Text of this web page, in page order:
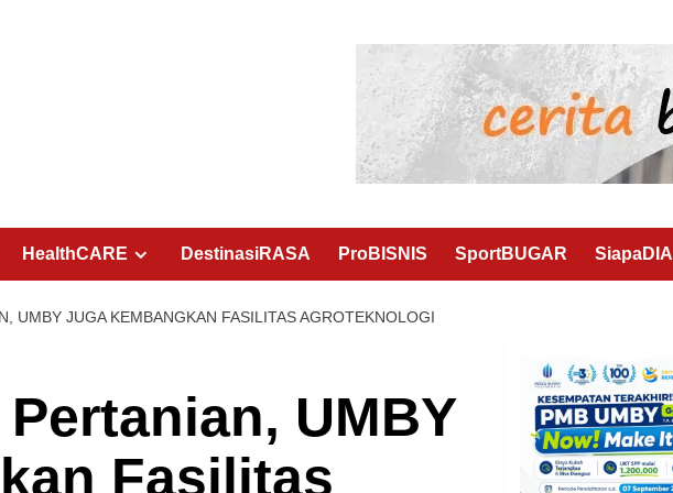
HealthCARE DestinasiRASA ProBISNIS SportBUGAR SiapaDIA
UMBY JUGA KEMBANGKAN FASILITAS AGROTEKNOLOGI
UMBY
Fasilitas